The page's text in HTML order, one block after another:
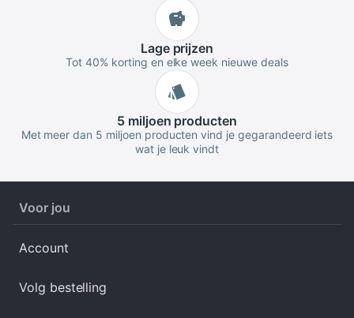
Lageprijzen
Tot 40% korting en elke week nieuwe deals
5 miljoen producten
Met meer dan 5 miljoen producten vind je gegarandeerd iets
wat je leuk vindt
Voor jou
Account
Volg bestelling